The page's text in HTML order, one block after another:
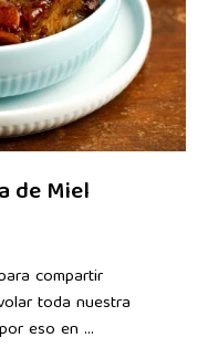
de Miel
compartir
toda nuestra
eso en …